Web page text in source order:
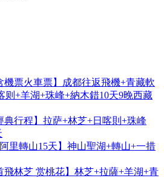
機票火車票】成都往返飛機+青藏軟
则+羊湖+珠峰+納木錯10天9晚西藏
典行程】拉萨+林芝+日喀則+珠峰
里轉山15天】神山聖湖+轉山+一措
飛林芝 赏桃花】林芝+拉薩+羊湖+青